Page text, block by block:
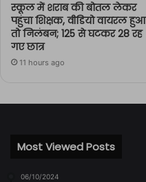
स्कूल में शराब की बोतल लेकर
पहुंचा शिक्षक, वीडियो वायरल हुआ
तो निलंबन; 125 से घटकर 28 रह
गए छात्र
11 hours ago
Most Viewed Posts
06/10/2024